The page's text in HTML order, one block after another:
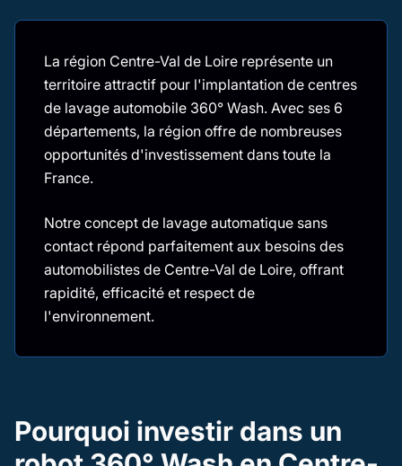
La région Centre-Val de Loire représente un
territoire attractif pour l'implantation de centres
de lavage automobile 360° Wash. Avec ses 6
départements, la région offre de nombreuses
opportunités d'investissement dans toute la
France.
Notre concept de lavage automatique sans
contact répond parfaitement aux besoins des
automobilistes de Centre-Val de Loire, offrant
rapidité, efficacité et respect de
l'environnement.
Pourquoi investir dans un